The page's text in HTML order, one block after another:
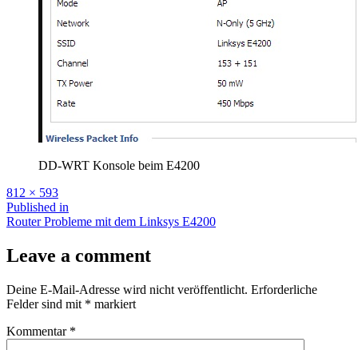
DD-WRT Konsole beim E4200
Full
size
812 × 593
Beitragsnavigation
Published in
Router Probleme mit dem Linksys E4200
Leave a comment
Deine E-Mail-Adresse wird nicht veröffentlicht. Erforderliche
Felder sind mit * markiert
Kommentar *